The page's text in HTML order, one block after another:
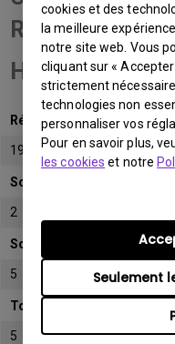
cookies et des
la meilleure
notre site web. Vous
cliquant sur «
strictement
technologies non
personnaliser vos
Pour en savoir plus,
les cookies et notre
Seulement
Résolution Full
HD (FHD)
Résolution native
1920x1080 (1080p)
Sous-pixel lumineux
2
Sous-pixel sombre
5
Total de sous-pixels
5